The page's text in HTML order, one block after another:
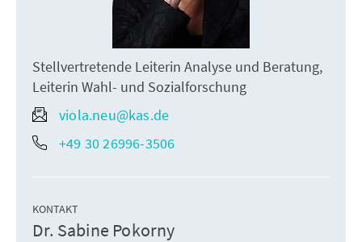
Stellvertretende Leiterin Analyse und Beratung,
Leiterin Wahl- und Sozialforschung
viola.neu@kas.de
+49 30 26996-3506
KONTAKT
Dr. Sabine Pokorny